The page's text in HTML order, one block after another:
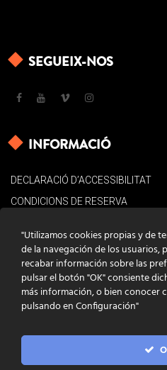
SEGUEIX-NOS
INFORMACIÓ
DECLARACIÓ D’ACCESSIBILITAT
CONDICIONS DE RESERVA
POLÍTICA DE COOKIES
CONTACTE
"Utilizamos cookies propias y de
de la navegación de los usuarios,
recabar información sobre las
pulsar el botón "OK" consiente
más información, o bien conocer
pulsando en Configuración"